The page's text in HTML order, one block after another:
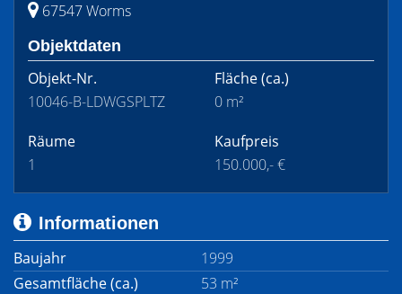
67547 Worms
Objektdaten
Objekt-Nr.
10046-B-LDWGSPLTZ
Fläche(ca.)
0 m²
Räume
1
Kaufpreis
150.000,- €
Informationen
Baujahr
1999
Gesamtfläche (ca.)
53 m²